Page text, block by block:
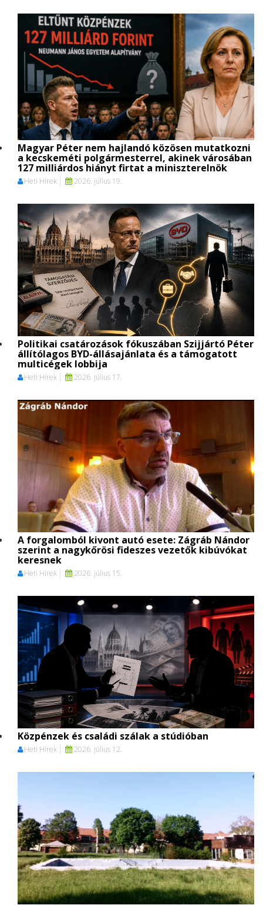
Magyar Péter nem hajlandó közösen mutatkozni
a kecskeméti polgármesterrel, akinek városában
127 milliárdos hiányt firtat a miniszterelnök
Heti Hírek 2026. július 19.
Politikai csatározások fókuszában Szijjártó Péter
állítólagos BYD-állásajánlata és a támogatott
multicégek lobbija
Heti Hírek 2026. július 17.
A forgalomból kivont autó esete: Zágráb Nándor
szerint a nagykőrösi fideszes vezetők kibúvókat
keresnek
Heti Hírek 2026. július 15.
Közpénzek és családi szálak a stúdióban
Heti Hírek 2026. július 12.